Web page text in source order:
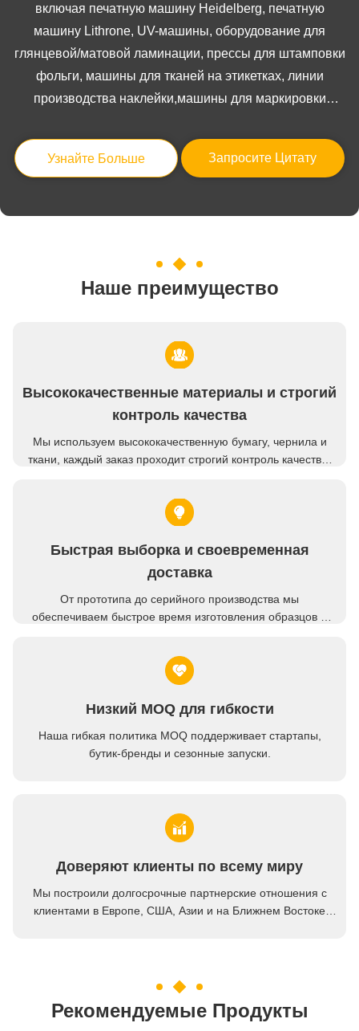
включая печатную машину Heidelberg, печатную
машину Lithrone, UV-машины, оборудование для
глянцевой/матовой ламинации, прессы для штамповки
фольги, машины для тканей на этикетках, линии
производства наклейки,машины для маркировки
штампом, машин
Узнайте Больше
Запросите Цитату
Наше преимущество
Высококачественные материалы и строгий
контроль качества
Мы используем высококачественную бумагу, чернила и
ткани, каждый заказ проходит строгий контроль качества,
Быстрая выборка и своевременная
доставка
От прототипа до серийного производства мы
обеспечиваем быстрое время изготовления образцов и
Низкий MOQ для гибкости
Наша гибкая политика MOQ поддерживает стартапы,
бутик-бренды и сезонные запуски.
Доверяют клиенты по всему миру
Мы построили долгосрочные партнерские отношения с
клиентами в Европе, США, Азии и на Ближнем Востоке
Рекомендуемые Продукты